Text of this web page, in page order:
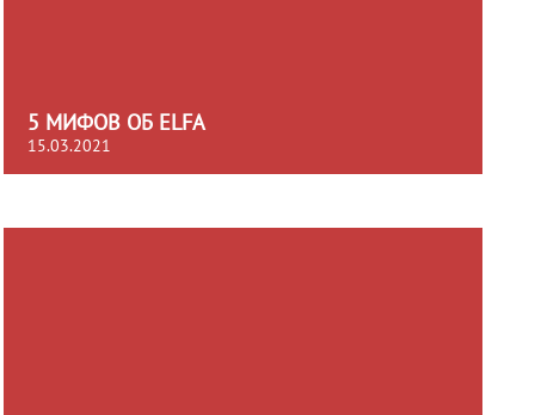
5 МИФОВ ОБ ELFA
15.03.2021